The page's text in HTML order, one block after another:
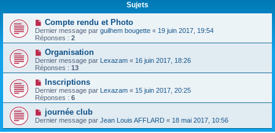
Sujets
Compte rendu et Photo
Dernier message par guilhem bougette « 19 juin 2017, 19:54
Réponses : 2
Organisation
Dernier message par Lexazam « 16 juin 2017, 18:26
Réponses : 13
Inscriptions
Dernier message par Lexazam « 15 juin 2017, 20:25
Réponses : 6
journée club
Dernier message par Jean Louis AFFLARD « 18 mai 2017, 10:56